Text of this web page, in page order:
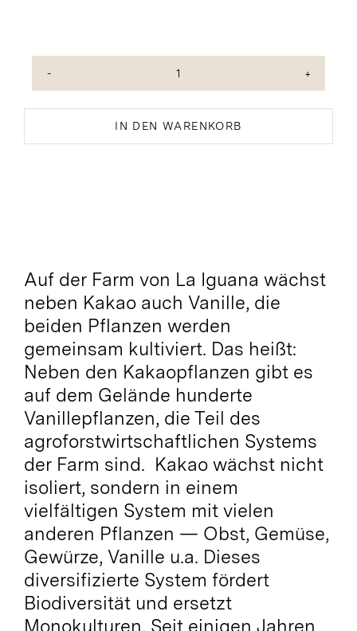
Echte
Vanilla
Costaricensis
IN DEN WARENKORB
Auf der Farm von La Iguana wächst
neben Kakao auch Vanille, die
beiden Pflanzen werden
gemeinsam kultiviert. Das heißt:
Neben den Kakaopflanzen gibt es
auf dem Gelände hunderte
Vanillepflanzen, die Teil des
agroforstwirtschaftlichen Systems
der Farm sind. Kakao wächst nicht
isoliert, sondern in einem
vielfältigen System mit vielen
anderen Pflanzen — Obst, Gemüse,
Gewürze, Vanille u.a. Dieses
diversifizierte System fördert
Biodiversität und ersetzt
Monokulturen. Seit einigen Jahren